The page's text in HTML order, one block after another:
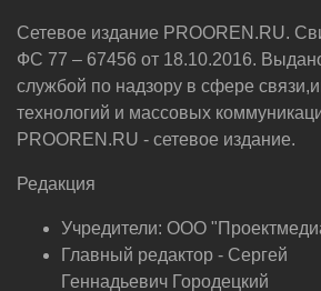
Сетевое издание PROOREN.RU.
ФС 77 – 67456 от 18.10.2016.
службой по надзору в сфере
технологий и массовых
PROOREN.RU - сетевое издание.
Редакция
Учредители: ООО
Главный редактор - Сергей
Геннадьевич Городецкий